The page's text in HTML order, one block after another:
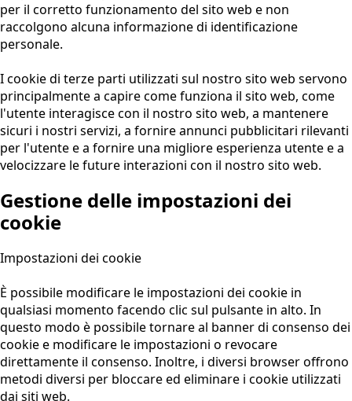
per il corretto funzionamento del sito web e non
raccolgono alcuna informazione di identificazione
personale.
I cookie di terze parti utilizzati sul nostro sito web servono
principalmente a capire come funziona il sito web, come
l'utente interagisce con il nostro sito web, a mantenere
sicuri i nostri servizi, a fornire annunci pubblicitari rilevanti
per l'utente e a fornire una migliore esperienza utente e a
velocizzare le future interazioni con il nostro sito web.
Gestione delle impostazioni dei
cookie
Impostazioni dei cookie
È possibile modificare le impostazioni dei cookie in
qualsiasi momento facendo clic sul pulsante in alto. In
questo modo è possibile tornare al banner di consenso dei
cookie e modificare le impostazioni o revocare
direttamente il consenso. Inoltre, i diversi browser offrono
metodi diversi per bloccare ed eliminare i cookie utilizzati
dai siti web.